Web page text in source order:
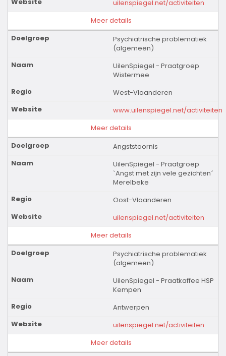
uilenspiegel.net/activiteiten
Meer details
Psychiatrische problematiek
(algemeen)
UilenSpiegel - Praatgroep
Wistermee
West-Vlaanderen
www.uilenspiegel.net/activiteiten
Meer details
Angststoornis
UilenSpiegel - Praatgroep
`Angst met zijn vele gezichten´
Merelbeke
Oost-Vlaanderen
uilenspiegel.net/activiteiten
Meer details
Psychiatrische problematiek
(algemeen)
UilenSpiegel - Praatkaffee HSP
Kempen
Antwerpen
uilenspiegel.net/activiteiten
Meer details